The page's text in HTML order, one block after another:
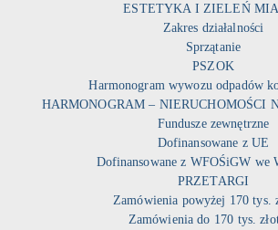
ESTETYKA I ZIELEŃ
Zakres działalności
Sprzątanie
PSZOK
Harmonogram wywozu odpadów
HARMONOGRAM – NIERUCHOMOŚCI
Fundusze zewnętrzne
Dofinansowane z UE
Dofinansowane z WFOŚiGW we
PRZETARGI
Zamówienia powyżej 170 tys.
Zamówienia do 170 tys.